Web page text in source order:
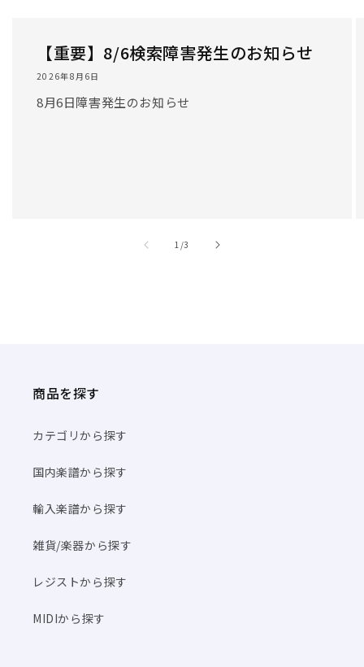
商品を探す
カテゴリから探す
国内楽譜から探す
輸入楽譜から探す
雑貨/楽器から探す
レジストから探す
MIDIから探す